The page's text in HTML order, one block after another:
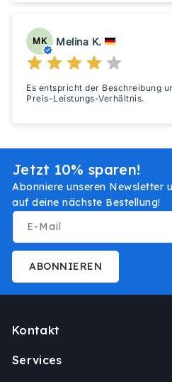
MK Melina K.
Es entspricht der Beschreibung
Preis-Leistungs-Verhältnis.
Jetzt 10% sparen!
Abonniere unseren Newsletter
auf deine nächste Bestellung!
E-Mail
ABONNIEREN
Kontakt
Services